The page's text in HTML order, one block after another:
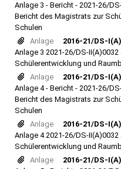
Anlage 3 - Bericht - 2021-26/
Bericht des Magistrats zur
Schulen
Anlage
2016-21/DS-
Anlage 3 2021-26/DS-
Schülerentwicklung und
Anlage
2016-21/DS-
Anlage 4 - Bericht - 2021-26/
Bericht des Magistrats zur
Schulen
Anlage
2016-21/DS-
Anlage 4 2021-26/DS-
Schülerentwicklung und
Anlage
2016-21/DS-